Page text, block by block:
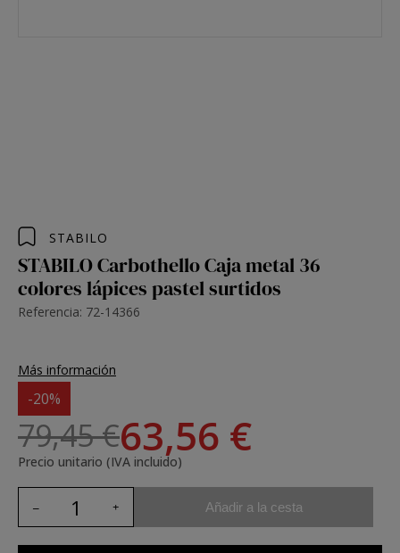
STABILO
STABILO Carbothello Caja metal 36
colores lápices pastel surtidos
Referencia: 72-14366
Más información
-20%
79,45 €63,56 €
Precio unitario (IVA incluido)
Añadir a la cesta